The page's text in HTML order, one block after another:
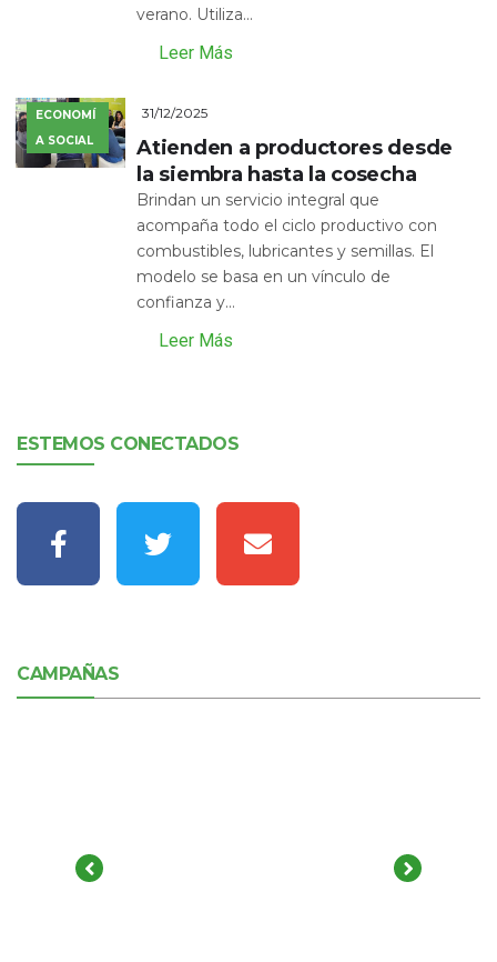
verano. Utiliza...
Leer Más
ECONOMÍ
A SOCIAL
31/12/2025
Atienden a productores desde
la siembra hasta la cosecha
Brindan un servicio integral que
acompaña todo el ciclo productivo con
combustibles, lubricantes y semillas. El
modelo se basa en un vínculo de
confianza y...
Leer Más
ESTEMOS CONECTADOS
CAMPAÑAS